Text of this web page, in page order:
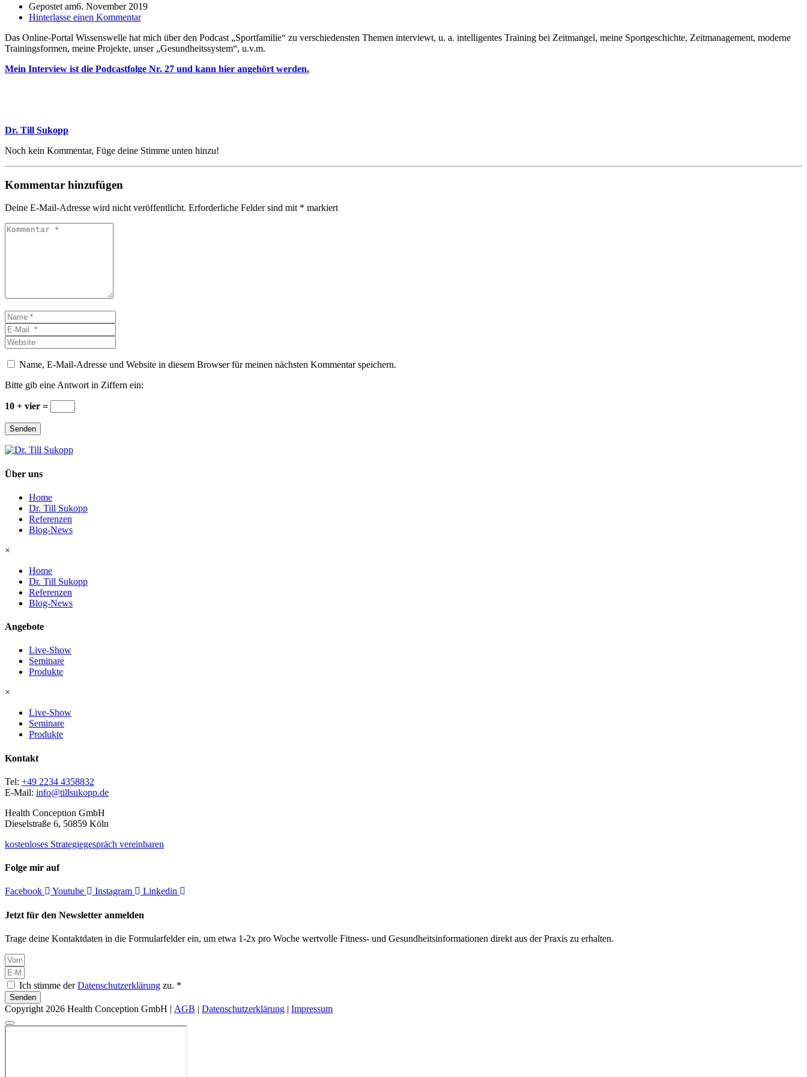
Gepostet am6. November 2019
Hinterlasse einen Kommentar
Das Online-Portal Wissenswelle hat mich über den Podcast „Sportfamilie“ zu verschiedensten Themen interviewt, u. a. intelligentes Training bei Zeitmangel, meine Sportgeschichte, Zeitmanagement, moderne
Trainingsformen, meine Projekte, unser „Gesundheitssystem“, u.v.m.
Mein Interview ist die Podcastfolge Nr. 27 und kann hier angehört werden.
Dr. Till Sukopp
Noch kein Kommentar, Füge deine Stimme unten hinzu!
Kommentar hinzufügen
Deine E-Mail-Adresse wird nicht veröffentlicht. Erforderliche Felder sind mit * markiert
Kommentar
Name
*E-
Mail
*
Website
Name, E-Mail-Adresse und Website in diesem Browser für meinen nächsten Kommentar speichern.
Bitte gib eine Antwort in Ziffern ein:
10 + vier =
Senden
Über uns
Home
Dr. Till Sukopp
Referenzen
Blog-News
×
Home
Dr. Till Sukopp
Referenzen
Blog-News
Angebote
Live-Show
Seminare
Produkte
×
Live-Show
Seminare
Produkte
Kontakt
Tel: +49 2234 4358832
E-Mail: info@tillsukopp.de
Health Conception GmbH
Dieselstraße 6, 50859 Köln
kostenloses Strategiegespräch vereinbaren
Folge mir auf
Facebook Youtube Instagram Linkedin
Jetzt für den Newsletter anmelden
Trage deine Kontaktdaten in die Formularfelder ein, um etwa 1-2x pro Woche wertvolle Fitness- und Gesundheitsinformationen direkt aus der Praxis zu erhalten.
Ich stimme derDatenschutzerklärung zu. *
Senden
Copyright 2026 Health Conception GmbH | AGB | Datenschutzerklärung | Impressum